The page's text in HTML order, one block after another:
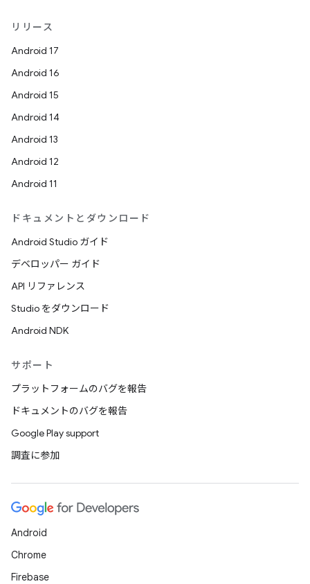
リリース
Android 17
Android 16
Android 15
Android 14
Android 13
Android 12
Android 11
ドキュメントとダウンロード
Android Studio ガイド
デベロッパー ガイド
API リファレンス
Studio をダウンロード
Android NDK
サポート
プラットフォームのバグを報告
ドキュメントのバグを報告
Google Play support
調査に参加
Android
Chrome
Firebase